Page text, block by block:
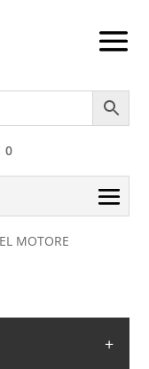
0
MOTORE